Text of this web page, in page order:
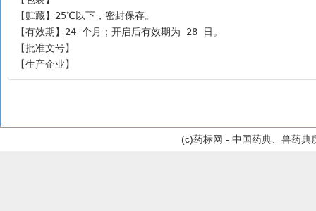
【贮藏】25℃以下，密封保存。
【有效期】24 个月；开启后有效期为 28 日。
【批准文号】
【生产企业】
(c)药标网 - 中国药典、兽药典